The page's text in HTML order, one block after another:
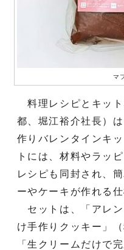
マ
料理レシピとキット
都、堀江裕介社長）
作りバレンタインキ
トには、材料やラッ
レシピも同封され、
ーやケーキが作れる
セットは、「アレ
け手作りクッキー」
「生クリームだけ